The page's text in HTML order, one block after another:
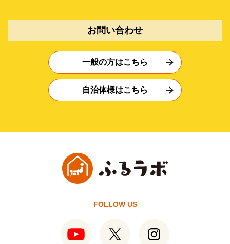
お問い合わせ
一般の方はこちら
自治体様はこちら
FOLLOW US